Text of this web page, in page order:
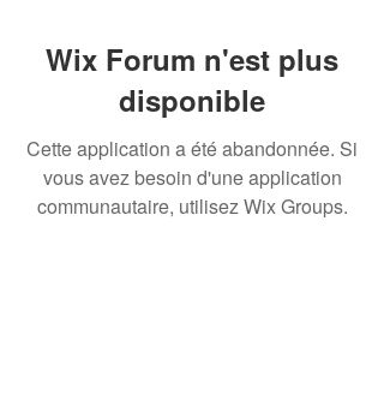
Wix Forum n'est plus
disponible
Cette application a été abandonnée. Si
vous avez besoin d'une application
communautaire, utilisez Wix Groups.